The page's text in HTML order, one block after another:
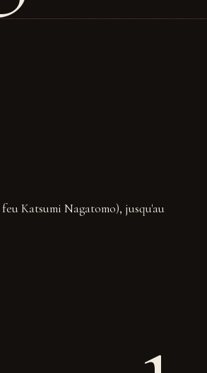
feu Katsumi Nagatomo), jusqu'au